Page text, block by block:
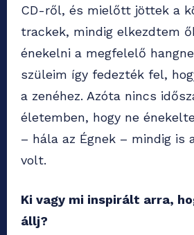
CD-ről, és mielőtt jöttek a
trackek, mindig elkezdtem
énekelni a megfelelő
szüleim így fedezték fel,
a zenéhez. Azóta nincs
életemben, hogy ne
– hála az Égnek – mindig is
volt.
Ki vagy mi inspirált arra,
állj?